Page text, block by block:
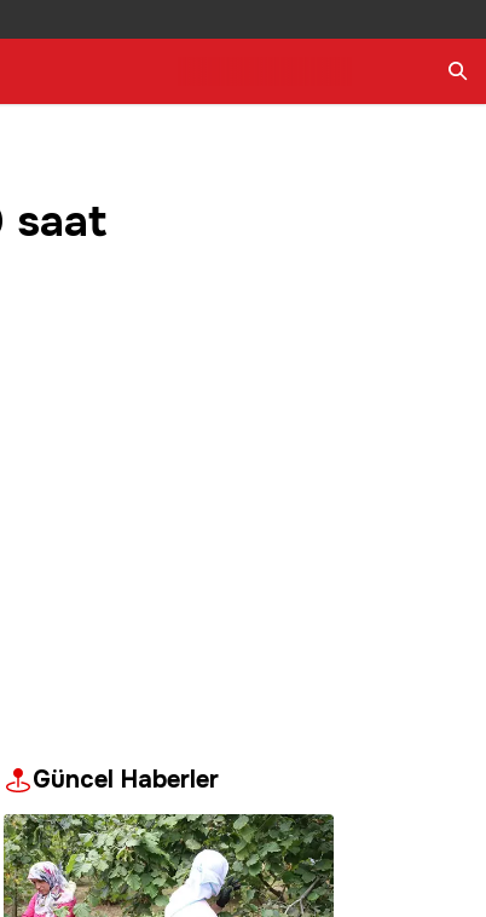
saat
Güncel Haberler